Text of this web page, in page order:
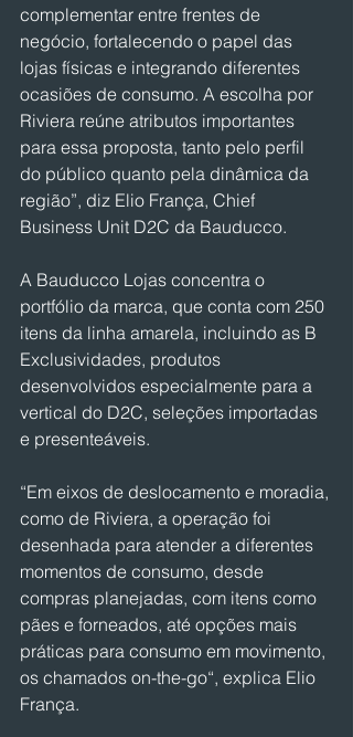
complementar entre frentes de
negócio, fortalecendo o papel das
lojas físicas e integrando diferentes
ocasiões de consumo. A escolha por
Riviera reúne atributos importantes
para essa proposta, tanto pelo perfil
do público quanto pela dinâmica da
região”, diz Elio França, Chief
Business Unit D2C da Bauducco.
A Bauducco Lojas concentra o
portfólio da marca, que conta com 250
itens da linha amarela, incluindo as B
Exclusividades, produtos
desenvolvidos especialmente para a
vertical do D2C, seleções importadas
e presenteáveis.
“Em eixos de deslocamento e moradia,
como de Riviera, a operação foi
desenhada para atender a diferentes
momentos de consumo, desde
compras planejadas, com itens como
pães e forneados, até opções mais
práticas para consumo em movimento,
os chamados on-the-go“, explica Elio
França.